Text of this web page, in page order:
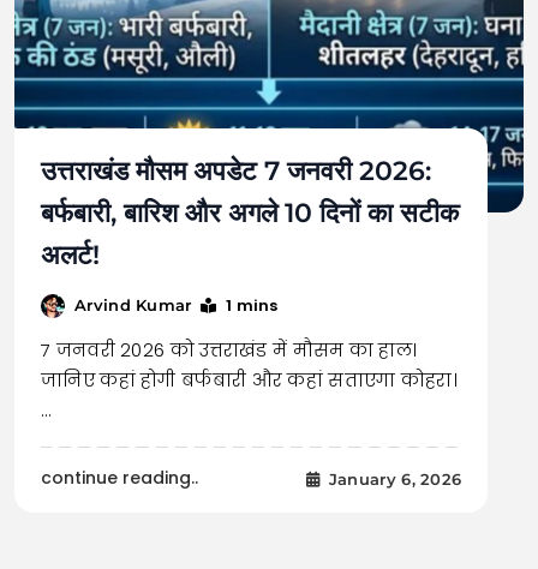
उत्तराखंड मौसम अपडेट 7 जनवरी 2026:
बर्फबारी, बारिश और अगले 10 दिनों का सटीक
अलर्ट!
Arvind Kumar 1 mins
7 जनवरी 2026 को उत्तराखंड में मौसम का हाल।
जानिए कहां होगी बर्फबारी और कहां सताएगा कोहरा।
…
continue reading.. January 6, 2026